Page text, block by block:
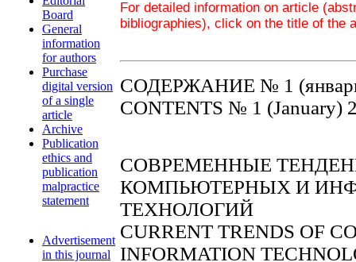
Board
General
information
for authors
Purchase
digital version
of a single
article
Archive
Publication
ethics and
publication
malpractice
statement
Advertisement
in this journal
For detailed information on article
bibliographies), click on the title of the
СОДЕРЖАНИЕ № 1
CONTENTS № 1 (January)
СОВРЕМЕННЫЕ
КОМПЬЮТЕРНЫХ И
ТЕХНОЛОГИЙ
CURRENT TRENDS OF
INFORMATION